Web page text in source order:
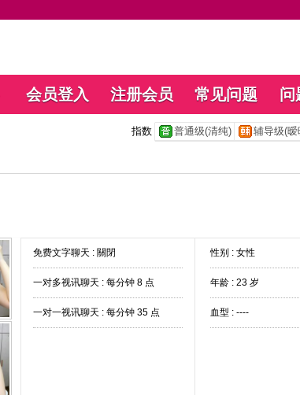
会员登入 注册会员 常见问题 问
指数 普通级(清纯) 辅导级(暧
免费文字聊天 : 關閉
一对多视讯聊天 : 每分钟 8 点
一对一视讯聊天 : 每分钟 35 点
性别 : 女性
年龄 : 23 岁
血型 : ----